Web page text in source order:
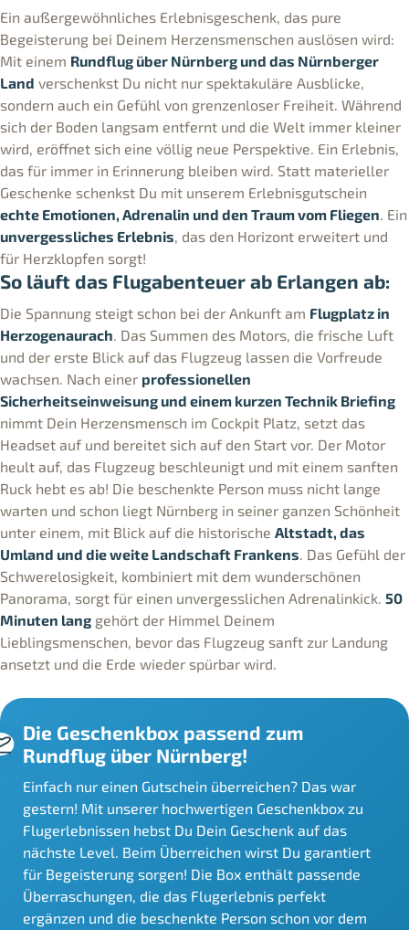
Ein außergewöhnliches Erlebnisgeschenk, das pure
Begeisterung bei Deinem Herzensmenschen auslösen wird:
Mit einem Rundflug über Nürnberg und das Nürnberger
Land verschenkst Du nicht nur spektakuläre Ausblicke,
sondern auch ein Gefühl von grenzenloser Freiheit. Während
sich der Boden langsam entfernt und die Welt immer kleiner
wird, eröffnet sich eine völlig neue Perspektive. Ein Erlebnis,
das für immer in Erinnerung bleiben wird. Statt materieller
Geschenke schenkst Du mit unserem Erlebnisgutschein
echte Emotionen, Adrenalin und den Traum vom Fliegen. Ein
unvergessliches Erlebnis, das den Horizont erweitert und
für Herzklopfen sorgt!
So läuft das Flugabenteuer ab Erlangen ab:
Die Spannung steigt schon bei der Ankunft am Flugplatz in
Herzogenaurach . Das Summen des Motors, die frische Luft
und der erste Blick auf das Flugzeug lassen die Vorfreude
wachsen. Nach einer professionellen
Sicherheitseinweisung und einem kurzen Technik Briefing
nimmt Dein Herzensmensch im Cockpit Platz, setzt das
Headset auf und bereitet sich auf den Start vor. Der Motor
heult auf, das Flugzeug beschleunigt und mit einem sanften
Ruck hebt es ab! Die beschenkte Person muss nicht lange
warten und schon liegt Nürnberg in seiner ganzen Schönheit
unter einem, mit Blick auf die historische Altstadt, das
Umland und die weite Landschaft Frankens . Das Gefühl der
Schwerelosigkeit, kombiniert mit dem wunderschönen
Panorama, sorgt für einen unvergesslichen Adrenalinkick. 50
Minuten lang gehört der Himmel Deinem
Lieblingsmenschen, bevor das Flugzeug sanft zur Landung
ansetzt und die Erde wieder spürbar wird.
Die Geschenkbox passend zum
Rundflug über Nürnberg!
Einfach nur einen Gutschein überreichen? Das war
gestern! Mit unserer hochwertigen Geschenkbox zu
Flugerlebnissen hebst Du Dein Geschenk auf das
nächste Level. Beim Überreichen wirst Du garantiert
für Begeisterung sorgen! Die Box enthält passende
Überraschungen, die das Flugerlebnis perfekt
ergänzen und die beschenkte Person schon vor dem